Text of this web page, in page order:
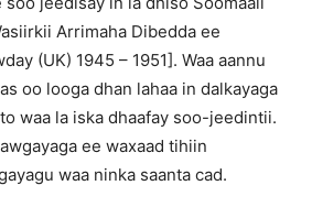
Arrimaha Dibedda ee
(UK) 1945 – 1951]. Waa aannu
oo looga dhan lahaa in dalkayaga
waa la iska dhaafay soo-jeedintii.
ee waxaad tihiin
waa ninka saanta cad.